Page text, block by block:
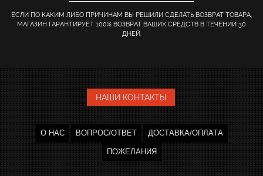
ЕСЛИ ПО КАКИМ ЛИБО ПРИЧИНАМ ВЫ РЕШИЛИ СДЕЛАТЬ ВОЗВРАТ ТОВАРА,
МАГАЗИН ГАРАНТИРУЕТ 100% ВОЗВРАТ ВАШИХ СРЕДСТВ В ТЕЧЕНИИ 30
ДНЕЙ.
НАШИ КОНТАКТЫ
О НАС ВОПРОС/ОТВЕТ ДОСТАВКА/ОПЛАТА
ПОЖЕЛАНИЯ